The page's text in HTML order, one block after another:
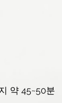
약 45~50분